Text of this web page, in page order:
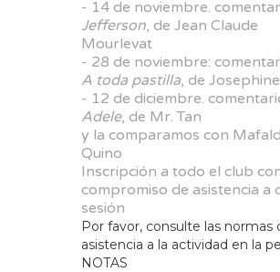
- 14 de noviembre.
Jefferson, de Jean Claude
Mourlevat
- 28 de noviembre:
A toda pastilla, de
- 12 de diciembre.
Adele, de Mr. Tan
y la comparamos con
Quino
Inscripción a todo el club
compromiso de asistencia a
sesión
Por favor, consulte las normas
asistencia a la actividad en la
NOTAS